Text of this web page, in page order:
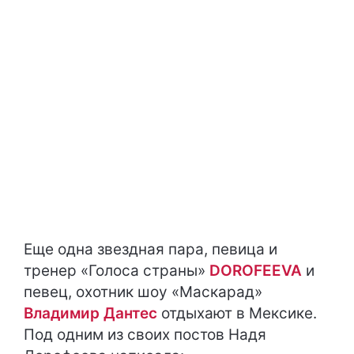
Еще одна звездная пара, певица и
тренер «Голоса страны» DOROFEEVA и
певец, охотник шоу «Маскарад»
Владимир Дантес отдыхают в Мексике.
Под одним из своих постов Надя